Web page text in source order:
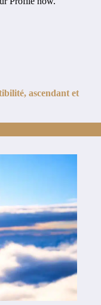
ascendant et